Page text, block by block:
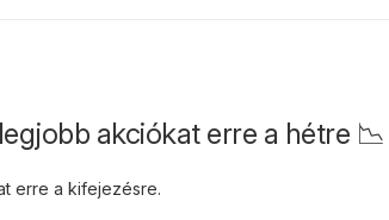
akciókat erre a hétre 📉
erre a kifejezésre.